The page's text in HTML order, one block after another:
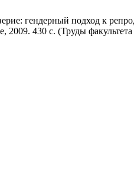
гендерный подход к
2009. 430 с. (Труды